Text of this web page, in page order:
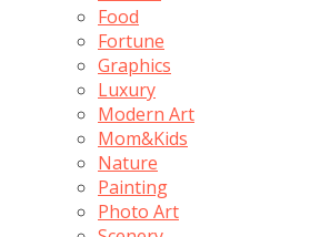
Food
Fortune
Graphics
Luxury
Modern Art
Mom&Kids
Nature
Painting
Photo Art